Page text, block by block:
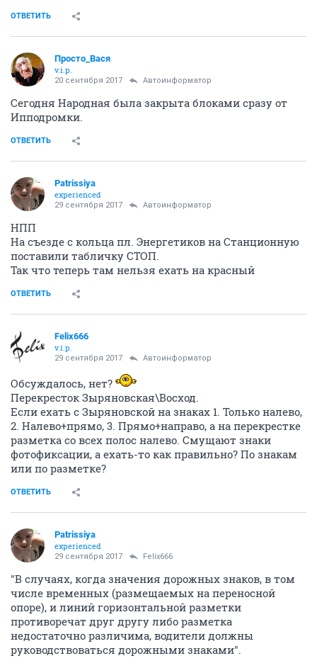
ОТВЕТИТЬ
Просто_Вася
v.i.p.
20 сентября 2017 Автоинформатор
Сегодня Народная была закрыта блоками сразу от
Ипподромки.
ОТВЕТИТЬ
Patrissiya
experienced
29 сентября 2017 Автоинформатор
НПП
На съезде с кольца пл. Энергетиков на Станционную
поставили табличку СТОП.
Так что теперь там нельзя ехать на красный
ОТВЕТИТЬ
Felix666
v.i.p.
29 сентября 2017 Автоинформатор
Обсуждалось, нет?
Перекресток Зыряновская\Восход.
Если ехать с Зыряновской на знаках 1. Только налево,
2. Налево+прямо, 3. Прямо+направо, а на перекрестке
разметка со всех полос налево. Смущают знаки
фотофиксации, а ехать-то как правильно? По знакам
или по разметке?
ОТВЕТИТЬ
Patrissiya
experienced
29 сентября 2017 Felix666
"В случаях, когда значения дорожных знаков, в том
числе временных (размещаемых на переносной
опоре), и линий горизонтальной разметки
противоречат друг другу либо разметка
недостаточно различима, водители должны
руководствоваться дорожными знаками".